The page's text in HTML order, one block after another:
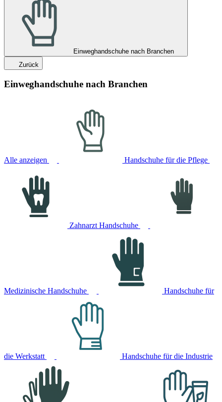
Einweghandschuhe nach Branchen
Zurück
Einweghandschuhe nach Branchen
Alle anzeigen Handschuhe für die Pflege
Zahnarzt Handschuhe
Medizinische Handschuhe Handschuhe für
die Werkstatt Handschuhe für die Industrie